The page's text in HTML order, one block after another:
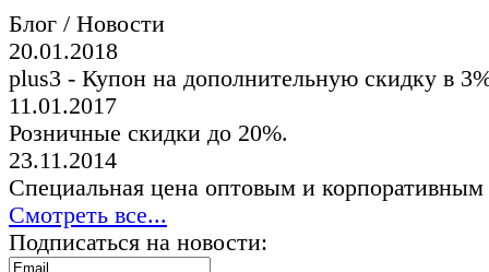
Блог / Новости
20.01.2018
plus3 - Купон на дополнительную скидку в
11.01.2017
Розничные скидки до 20%.
23.11.2014
Специальная цена оптовым и
Смотреть все...
Подписаться на новости: